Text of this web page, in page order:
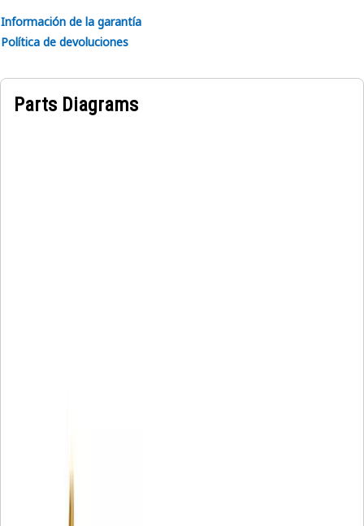
Información de la garantía
Política de devoluciones
Parts Diagrams